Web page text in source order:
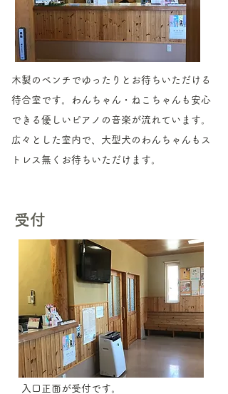
木製のベンチでゆったりとお待ちいただける
待合室です。わんちゃん・ねこちゃんも安心
できる優しいピアノの音楽が流れています。
広々とした室内で、大型犬のわんちゃんもス
トレス無くお待ちいただけます。
受付
入口正面が受付です。